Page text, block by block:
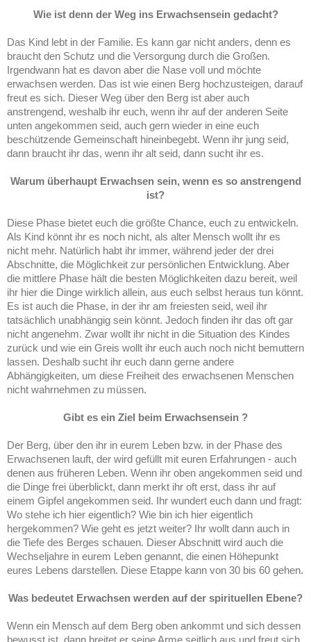
Wie ist denn der Weg ins Erwachsensein gedacht?
Das Kind lebt in der Familie. Es kann gar nicht anders, denn es
braucht den Schutz und die Versorgung durch die Großen.
Irgendwann hat es davon aber die Nase voll und möchte
erwachsen werden. Das ist wie einen Berg hochzusteigen, darauf
freut es sich. Dieser Weg über den Berg ist aber auch
anstrengend, weshalb ihr euch, wenn ihr auf der anderen Seite
unten angekommen seid, auch gern wieder in eine euch
beschützende Gemeinschaft hineinbegebt. Wenn ihr jung seid,
dann braucht ihr das, wenn ihr alt seid, dann sucht ihr es.
Warum überhaupt Erwachsen sein, wenn es so anstrengend
ist?
Diese Phase bietet euch die größte Chance, euch zu entwickeln.
Als Kind könnt ihr es noch nicht, als alter Mensch wollt ihr es
nicht mehr. Natürlich habt ihr immer, während jeder der drei
Abschnitte, die Möglichkeit zur persönlichen Entwicklung. Aber
die mittlere Phase hält die besten Möglichkeiten dazu bereit, weil
ihr hier die Dinge wirklich allein, aus euch selbst heraus tun könnt.
Es ist auch die Phase, in der ihr am freiesten seid, weil ihr
tatsächlich unabhängig sein könnt. Jedoch finden ihr das oft gar
nicht angenehm. Zwar wollt ihr nicht in die Situation des Kindes
zurück und wie ein Greis wollt ihr euch auch noch nicht bemuttern
lassen. Deshalb sucht ihr euch dann gerne andere
Abhängigkeiten, um diese Freiheit des erwachsenen Menschen
nicht wahrnehmen zu müssen.
Gibt es ein Ziel beim Erwachsensein ?
Der Berg, über den ihr in eurem Leben bzw. in der Phase des
Erwachsenen lauft, der wird gefüllt mit euren Erfahrungen - auch
denen aus früheren Leben. Wenn ihr oben angekommen seid und
die Dinge frei überblickt, dann merkt ihr oft erst, dass ihr auf
einem Gipfel angekommen seid. Ihr wundert euch dann und fragt:
Wo stehe ich hier eigentlich? Wie bin ich hier eigentlich
hergekommen? Wie geht es jetzt weiter? Ihr wollt dann auch in
die Tiefe des Berges schauen. Dieser Abschnitt wird auch die
Wechseljahre in eurem Leben genannt, die einen Höhepunkt
eures Lebens darstellen. Diese Etappe kann von 30 bis 60 gehen.
Was bedeutet Erwachsen werden auf der spirituellen Ebene?
Wenn ein Mensch auf dem Berg oben ankommt und sich dessen
bewusst ist, dann breitet er seine Arme seitlich aus und freut sich